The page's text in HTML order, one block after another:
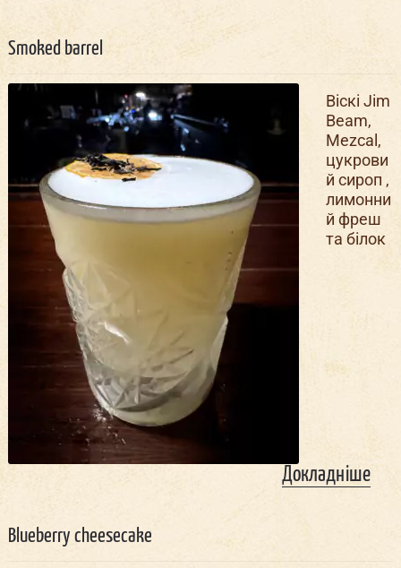
Smoked barrel
Віскі Jim
Beam,
Mezcal,
цукрови
й сироп ,
лимонни
й фреш
та білок
Докладніше
Blueberry cheesecake